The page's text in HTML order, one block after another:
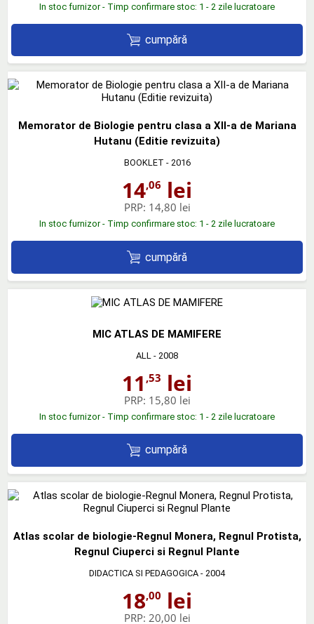
In stoc furnizor - Timp confirmare stoc: 1 - 2 zile lucratoare
cumpără
Memorator de Biologie pentru clasa a XII-a de Mariana
Hutanu (Editie revizuita)
BOOKLET - 2016
14,06 lei
PRP: 14,80 lei
In stoc furnizor - Timp confirmare stoc: 1 - 2 zile lucratoare
cumpără
MIC ATLAS DE MAMIFERE
ALL - 2008
11 ,53 lei
PRP: 15,80 lei
In stoc furnizor - Timp confirmare stoc: 1 - 2 zile lucratoare
cumpără
Atlas scolar de biologie-Regnul Monera, Regnul Protista,
Regnul Ciuperci si Regnul Plante
DIDACTICA SI PEDAGOGICA - 2004
18,00 lei
PRP: 20,00 lei